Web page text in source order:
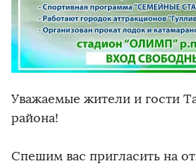
Уважаемые жители и гости
района!
Спешим вас пригласить на